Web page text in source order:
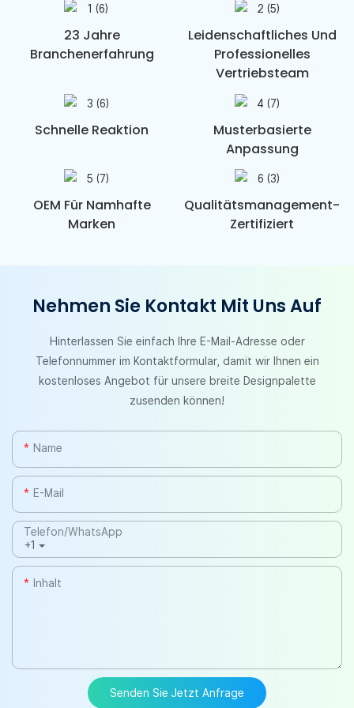
23 Jahre
Branchenerfahrung
Leidenschaftliches Und
Professionelles
Vertriebsteam
Schnelle Reaktion
Musterbasierte
Anpassung
OEM Für Namhafte
Marken
Qualitätsmanagement-
Zertifiziert
Nehmen Sie Kontakt Mit Uns Auf
Hinterlassen Sie einfach Ihre E-Mail-Adresse oder
Telefonnummer im Kontaktformular, damit wir Ihnen ein
kostenloses Angebot für unsere breite Designpalette
zusenden können!
Name
E-Mail
+1
Telefon/WhatsApp
Inhalt
Senden Sie Jetzt Anfrage